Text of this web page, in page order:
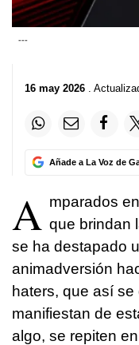
---
16 may 2026 .
Añade a La Voz de
A mparados
que brindan
se ha destapado
animadversión
haters, que así
manifiestan de
algo, se repiten